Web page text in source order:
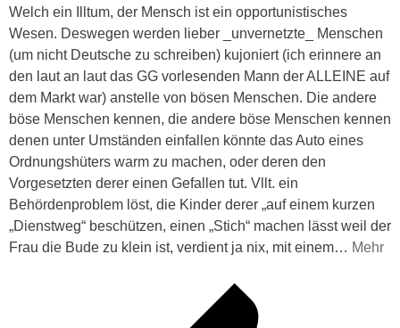
Welch ein Illtum, der Mensch ist ein opportunistisches
Wesen. Deswegen werden lieber _unvernetzte_ Menschen
(um nicht Deutsche zu schreiben) kujoniert (ich erinnere an
den laut an laut das GG vorlesenden Mann der ALLEINE auf
dem Markt war) anstelle von bösen Menschen. Die andere
böse Menschen kennen, die andere böse Menschen kennen
denen unter Umständen einfallen könnte das Auto eines
Ordnungshüters warm zu machen, oder deren den
Vorgesetzten derer einen Gefallen tut. Vllt. ein
Behördenproblem löst, die Kinder derer „auf einem kurzen
„Dienstweg“ beschützen, einen „Stich“ machen lässt weil der
Frau die Bude zu klein ist, verdient ja nix, mit einem… Mehr